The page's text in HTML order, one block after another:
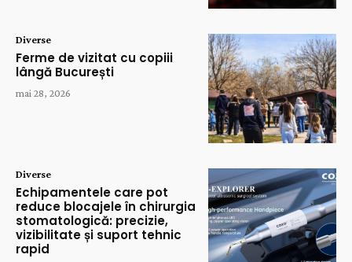
Diverse
Ferme de vizitat cu copiii
lângă București
mai 28, 2026
Diverse
Echipamentele care pot
reduce blocajele în chirurgia
stomatologică: precizie,
vizibilitate și suport tehnic
rapid